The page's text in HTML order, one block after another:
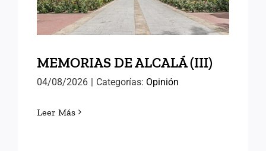
MEMORIAS DE ALCALÁ (III)
04/08/2026 | Categorías: Opinión
Leer Más